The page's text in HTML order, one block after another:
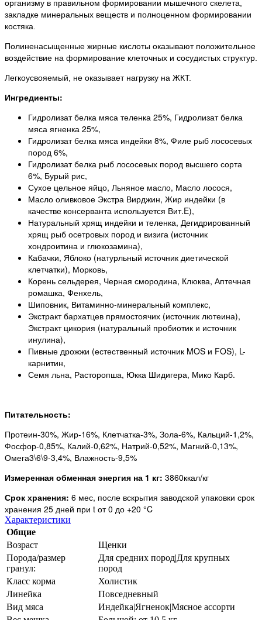
организму в правильном формировании мышечного скелета,
закладке минеральных веществ и полноценном формировании
костяка.
Полиненасыщенные жирные кислоты оказывают положительное
воздействие на формирование клеточных и сосудистых структур.
Легкоусвояемый, не оказывает нагрузку на ЖКТ.
Ингредиенты:
Гидролизат белка мяса теленка 25%, Гидролизат белка
мяса ягненка 25%,
Гидролизат белка мяса индейки 8%, Филе рыб лососевых
пород 6%,
Гидролизат белка рыб лососевых пород высшего сорта
6%, Бурый рис,
Сухое цельное яйцо, Льняное масло, Масло лосося,
Масло оливковое Экстра Вирджин, Жир индейки (в
качестве консерванта используется Вит.E),
Натуральный хрящ индейки и теленка, Дегидрированный
хрящ рыб осетровых пород и визига (источник
хондроитина и глюкозамина),
Кабачки, Яблоко (натурльный источник диетической
клетчатки), Морковь,
Корень сельдерея, Черная смородина, Клюква, Аптечная
ромашка, Фенхель,
Шиповник, Витаминно-минеральный комплекс,
Экстракт бархатцев прямостоячих (источник лютеина),
Экстракт цикория (натуральный пробиотик и источник
инулина),
Пивные дрожжи (естественный источник MOS и FOS), L-
карнитин,
Семя льна, Расторопша, Юкка Шидигера, Мико Карб.
Питательность:
Протеин-30%, Жир-16%, Клетчатка-3%, Зола-6%, Кальций-1,2%,
Фосфор-0,85%, Калий-0,62%, Натрий-0,52%, Магний-0,13%,
Омега3\6\9-3,4%, Влажность-9,5%
Измеренная обменная энергия на 1 кг: 3860ккал/кг
Срок хранения: 6 мес, после вскрытия заводской упаковки срок
хранения 25 дней при t от 0 до +20 °C
Характеристики
Общие
Возраст
Щенки
Порода/размер
гранул:
Для средних пород|Для крупных
пород
Класс корма
Холистик
Линейка
Повседневный
Вид мяса
Индейка|Ягненок|Мясное ассорти